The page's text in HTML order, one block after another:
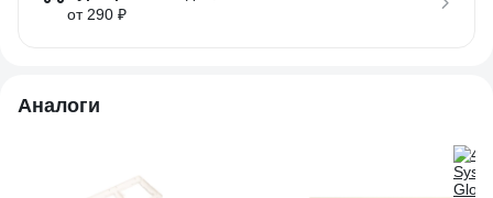
от 290 ₽
Аналоги